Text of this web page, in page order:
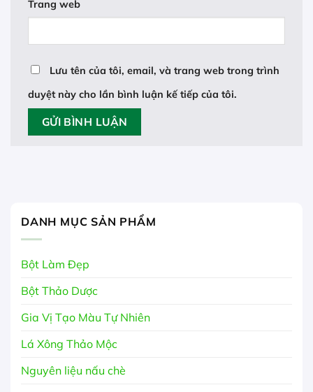
Trang web
Lưu tên của tôi, email, và trang web trong trình
duyệt này cho lần bình luận kế tiếp của tôi.
DANH MỤC SẢN PHẨM
Bột Làm Đẹp
Bột Thảo Dược
Gia Vị Tạo Màu Tự Nhiên
Lá Xông Thảo Mộc
Nguyên liệu nấu chè